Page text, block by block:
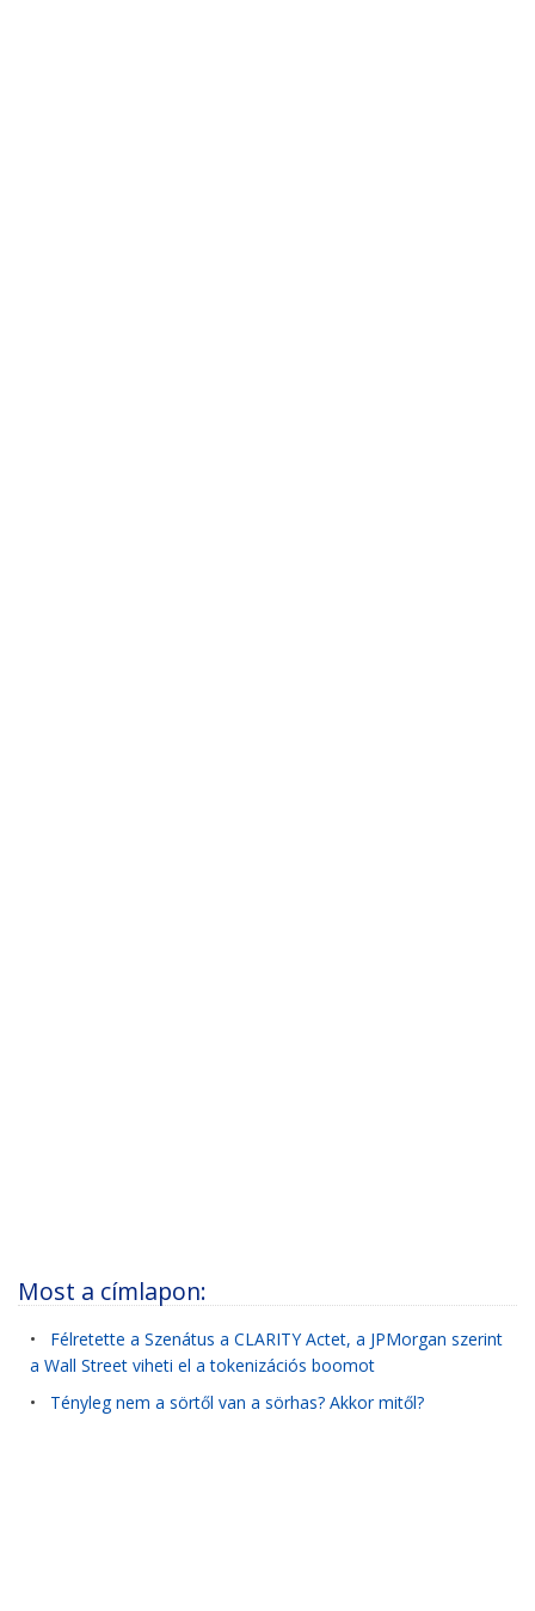
Most a címlapon:
• Félretette a Szenátus a CLARITY Actet, a JPMorgan szerint
a Wall Street viheti el a tokenizációs boomot
• Tényleg nem a sörtől van a sörhas? Akkor mitől?